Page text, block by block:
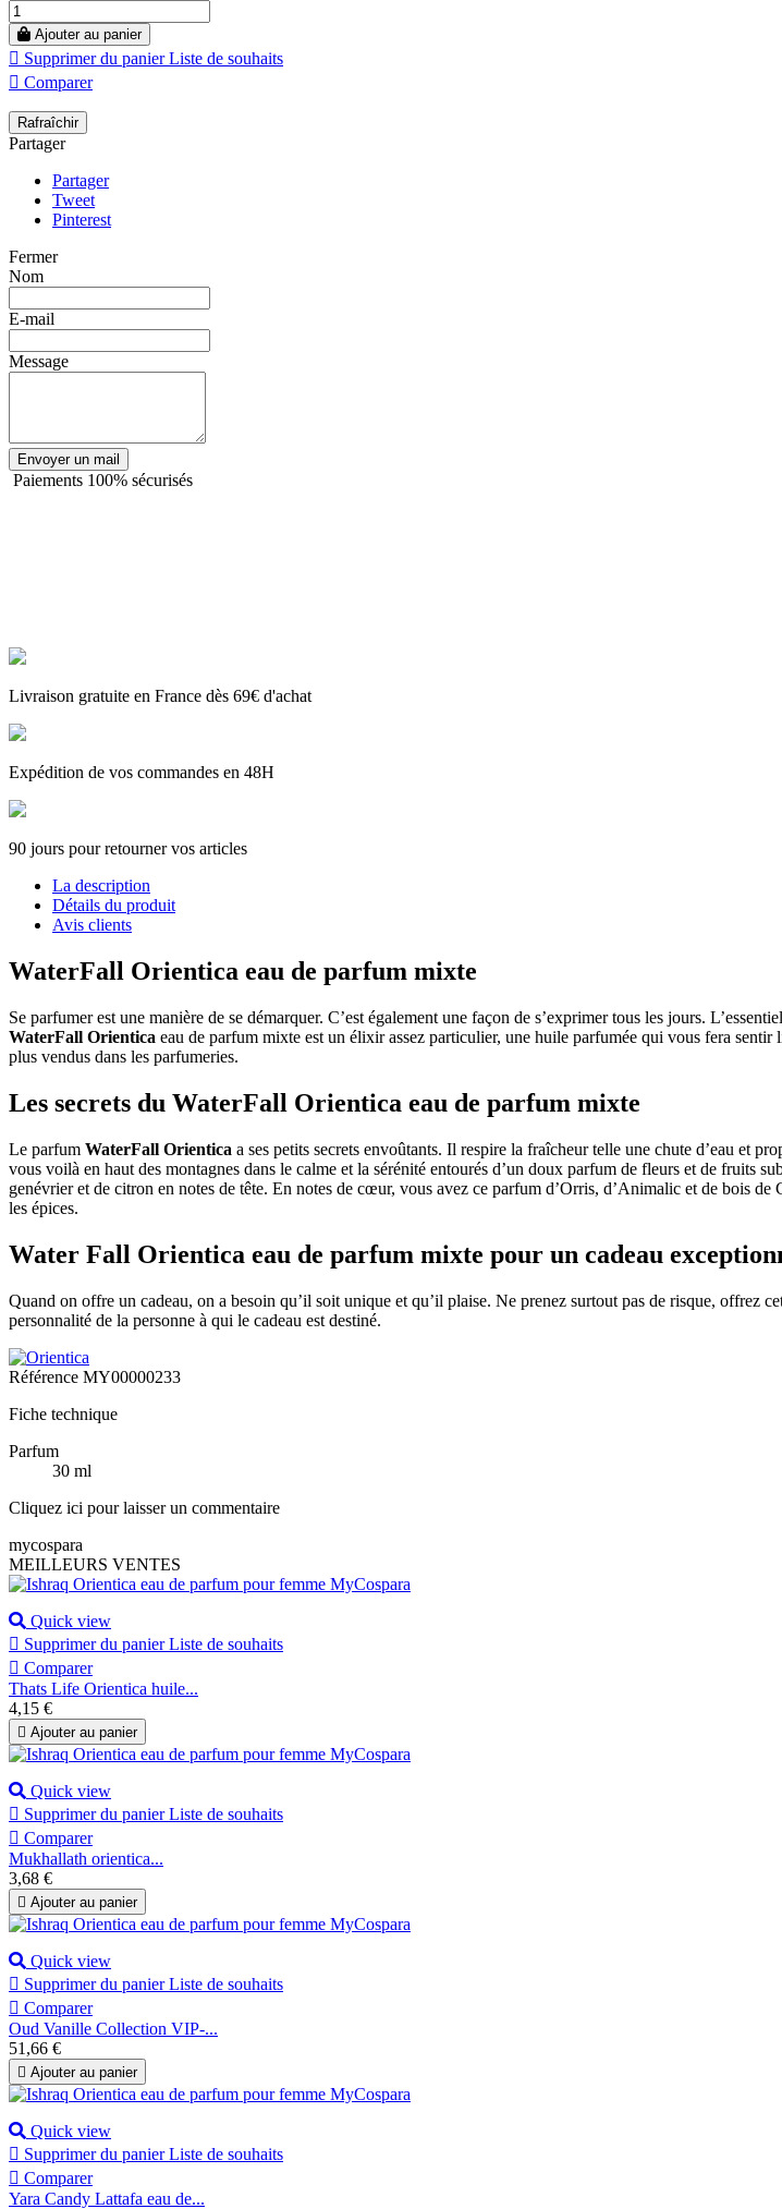
Ajouter au panier
 Supprimer du panier Liste de souhaits
 Comparer
Partager
Partager
Tweet
Pinterest
Fermer
Nom
E-mail
Message
Envoyer un mail
Paiements 100% sécurisés
Livraison gratuite en France dès 69€ d'achat
Expédition de vos commandes en 48H
90 jours pour retourner vos articles
La description
Détails du produit
Avis clients
WaterFall Orientica eau de parfum mixte
Se parfumer est une manière de se démarquer. C’est également une façon de s’exprimer tous les jours.
WaterFall Orientica eau de parfum mixte est un élixir assez particulier, une huile parfumée qui vous fera
plus vendus dans les parfumeries.
Les secrets du WaterFall Orientica eau de parfum mixte
Le parfum WaterFall Orientica a ses petits secrets envoûtants. Il respire la fraîcheur telle une chute d’eau et
vous voilà en haut des montagnes dans le calme et la sérénité entourés d’un doux parfum de fleurs et de fruits
genévrier et de citron en notes de tête. En notes de cœur, vous avez ce parfum d’Orris, d’Animalic et de bois
les épices.
Water Fall Orientica eau de parfum mixte pour un cadeau
Quand on offre un cadeau, on a besoin qu’il soit unique et qu’il plaise. Ne prenez surtout pas de risque, offrez
personnalité de la personne à qui le cadeau est destiné.
Référence MY00000233
Fiche technique
Parfum
30 ml
Cliquez ici pour laisser un commentaire
mycospara
MEILLEURS VENTES
Quick view
 Supprimer du panier Liste de souhaits
 Comparer
Thats Life Orientica huile...
Prix
4,15 €
 Ajouter au panier
Quick view
 Supprimer du panier Liste de souhaits
 Comparer
Mukhallath orientica...
Prix
3,68 €
 Ajouter au panier
Quick view
 Supprimer du panier Liste de souhaits
 Comparer
Oud Vanille Collection VIP-...
Prix
51,66 €
 Ajouter au panier
Quick view
 Supprimer du panier Liste de souhaits
 Comparer
Yara Candy Lattafa eau de...